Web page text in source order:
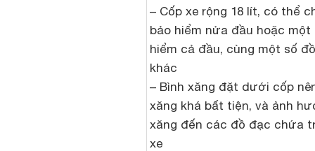
– Cốp xe rộng 18 lít, có thể
bảo hiểm nửa đầu hoặc một
hiểm cả đầu, cùng một số
khác
– Bình xăng đặt dưới cốp
xăng khá bất tiện, và ảnh
xăng đến các đồ đạc chứa
xe